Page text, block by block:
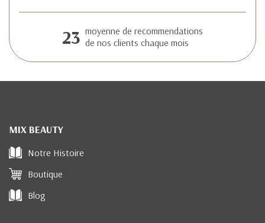
23 moyenne de recommendations
de nos clients chaque mois
MIX BEAUTY
Notre Histoire
Boutique
Blog